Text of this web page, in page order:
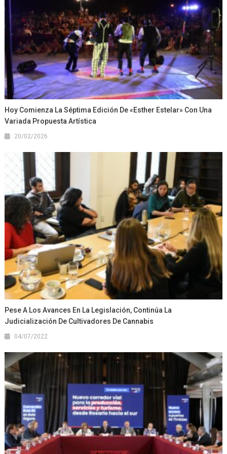
Hoy Comienza La Séptima Edición De «Esther Estelar» Con Una
Variada Propuesta Artística
20/02/2026
Pese A Los Avances En La Legislación, Continúa La
Judicialización De Cultivadores De Cannabis
04/07/2022